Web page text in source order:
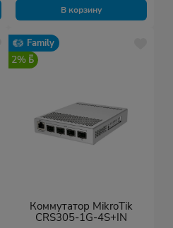
В корзину
Family
2%
Коммутатор MikroTik
CRS305-1G-4S+IN